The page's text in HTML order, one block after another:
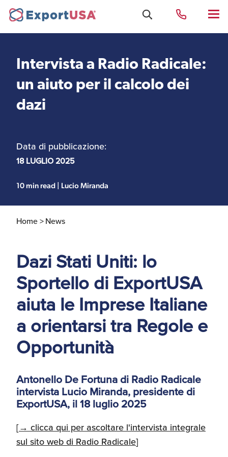
Uffici e Team Exportusa
di Rimini
ExportUSA a Bruxelles
Perchè gli Stati Uniti
New York, Corp.
Manuale pratico sul
commercio con gli USA
licenza per richiedere
gli ITIN
Media
Fiscali
Visti USA
Servizi Expat Italiani
negli USA
Logistica
FDA
Ricerca Distributori di
Macchinari Industriali
Branding e
Comunicazione
Intervista a Radio Radicale:
un aiuto per il calcolo dei
dazi
Data di pubblicazione:
18 LUGLIO 2025
10 min read | Lucio Miranda
Home >News
Dazi Stati Uniti: lo
Sportello di ExportUSA
aiuta le Imprese Italiane
a orientarsi tra Regole e
Opportunità
Antonello De Fortuna di Radio Radicale
intervista Lucio Miranda, presidente di
ExportUSA, il 18 luglio 2025
[→ clicca qui per ascoltare l'intervista integrale
sul sito web di Radio Radicale]